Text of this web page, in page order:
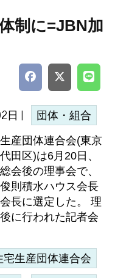
制に=JBN加
日 | 団体・組合
産団体連合会(東京
田区)は6月20日、
会後の理事会で、
則積水ハウス会長
長に選定した。 理
に行われた記者会
宅生産団体連合会